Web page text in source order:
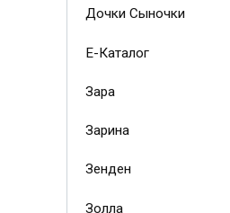
Дочки Сыночки
Е-Каталог
Зара
Зарина
Зенден
Золла